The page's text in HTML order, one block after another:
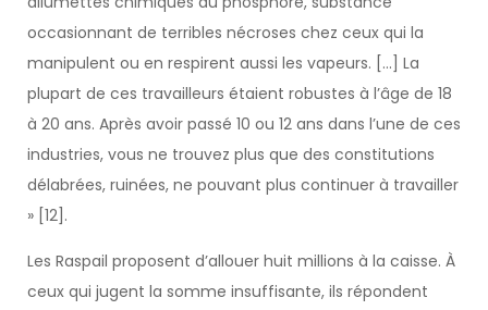
occasionnant de terribles nécroses chez ceux qui la
manipulent ou en respirent aussi les vapeurs. […] La
plupart de ces travailleurs étaient robustes à l’âge de 18
à 20 ans. Après avoir passé 10 ou 12 ans dans l’une de ces
industries, vous ne trouvez plus que des constitutions
délabrées, ruinées, ne pouvant plus continuer à travailler
» [12].
Les Raspail proposent d’allouer huit millions à la caisse. À
ceux qui jugent la somme insuffisante, ils répondent